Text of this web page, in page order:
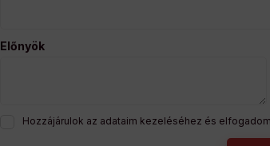
Előnyök
Hozzájárulok az adataim kezeléséhez és